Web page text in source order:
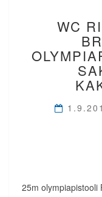
WC
25m olympiapistooli